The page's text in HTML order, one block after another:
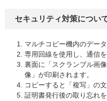
セキュリティ対策につい
マルチコピー機内のデー
専用回線を使用し、通信
裏面に「スクランブル画
像」が印刷されます。
コピーすると「複写」の
証明書発行後の取り忘れ